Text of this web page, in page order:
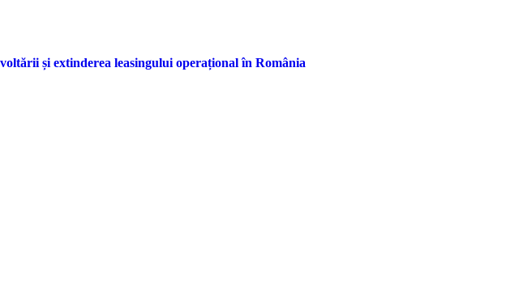
și extinderea leasingului operațional în România